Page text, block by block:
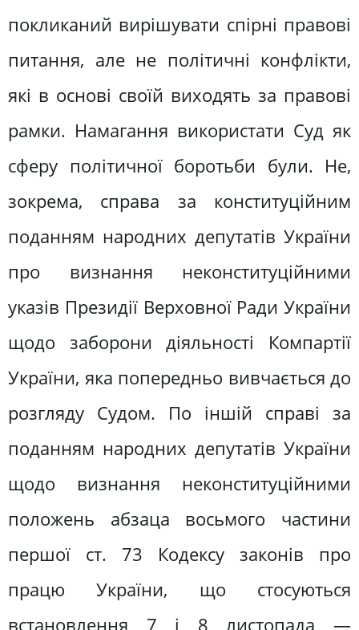
покликаний вирішувати спірні правові
питання, але не політичні конфлікти,
які в основі своїй виходять за правові
рамки. Намагання використати Суд як
сферу політичної боротьби були. Не,
зокрема, справа за конституційним
поданням народних депутатів України
про визнання неконституційними
указів Президії Верховної Ради України
щодо заборони діяльності Компартії
України, яка попередньо вивчається до
розгляду Судом. По іншій справі за
поданням народних депутатів України
щодо визнання неконституційними
положень абзаца восьмого частини
першої ст. 73 Кодексу законів про
працю України, що стосуються
встановлення 7 і 8 листопада —